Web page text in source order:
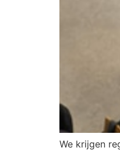
We krijgen